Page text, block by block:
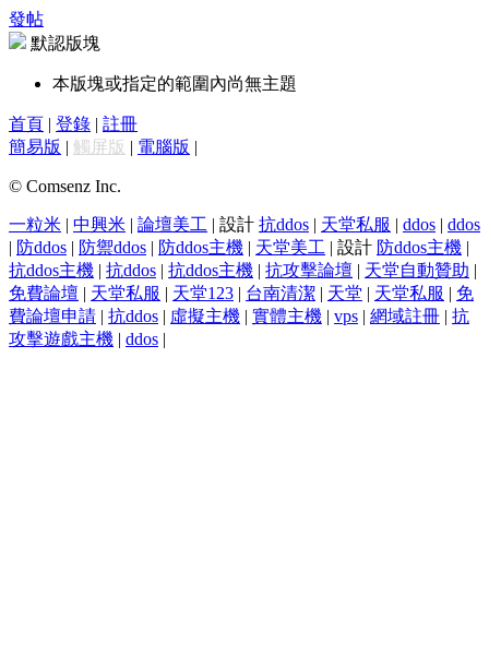
發帖
默認版塊
本版塊或指定的範圍內尚無主題
首頁 | 登錄 | 註冊
簡易版 | 觸屏版 | 電腦版 |
© Comsenz Inc.
一粒米 | 中興米 | 論壇美工 | 設計 抗ddos | 天堂私服 | ddos | ddos
| 防ddos | 防禦ddos | 防ddos主機 | 天堂美工 | 設計 防ddos主機 |
抗ddos主機 | 抗ddos | 抗ddos主機 | 抗攻擊論壇 | 天堂自動贊助 |
免費論壇 | 天堂私服 | 天堂123 | 台南清潔 | 天堂 | 天堂私服 | 免
費論壇申請 | 抗ddos | 虛擬主機 | 實體主機 | vps | 網域註冊 | 抗
攻擊遊戲主機 | ddos |